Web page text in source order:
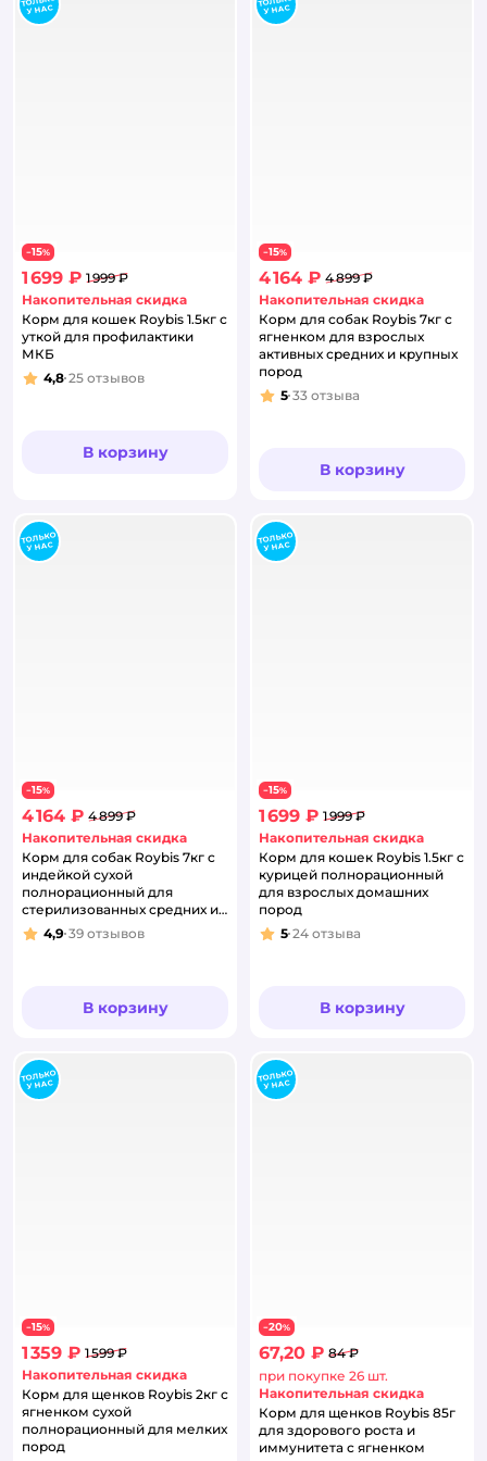
−15%
1 699 ₽ 1 999 ₽
Накопительная скидка
Корм для кошек Roybis 1.5кг с
уткой для профилактики
МКБ
Рейтинг:
4,8 25 отзывов
В корзину
−15%
4 164 ₽ 4 899 ₽
Накопительная скидка
Корм для собак Roybis 7кг с
ягненком для взрослых
активных средних и крупных
пород
Рейтинг:
5 33 отзыва
В корзину
−15%
4 164 ₽ 4 899 ₽
Накопительная скидка
Корм для собак Roybis 7кг c
индейкой сухой
полнорационный для
стерилизованных средних и
крупных пород
Рейтинг:
4,9 39 отзывов
В корзину
−15%
1 699 ₽ 1 999 ₽
Накопительная скидка
Корм для кошек Roybis 1.5кг с
курицей полнорационный
для взрослых домашних
пород
Рейтинг:
5 24 отзыва
В корзину
−15%
1 359 ₽ 1 599 ₽
Накопительная скидка
Корм для щенков Roybis 2кг с
ягненком сухой
полнорационный для мелких
пород
−20%
67,20 ₽ 84 ₽
при покупке 26 шт.
Накопительная скидка
Корм для щенков Roybis 85г
для здорового роста и
иммунитета с ягненком